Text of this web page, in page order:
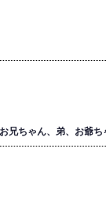
兄ちゃん、弟、お爺